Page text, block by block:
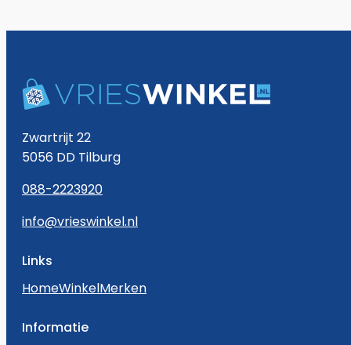
Zwartrijt 22
5056 DD Tilburg
088-2223920
info@vrieswinkel.nl
Links
HomeWinkelMerken
Informatie